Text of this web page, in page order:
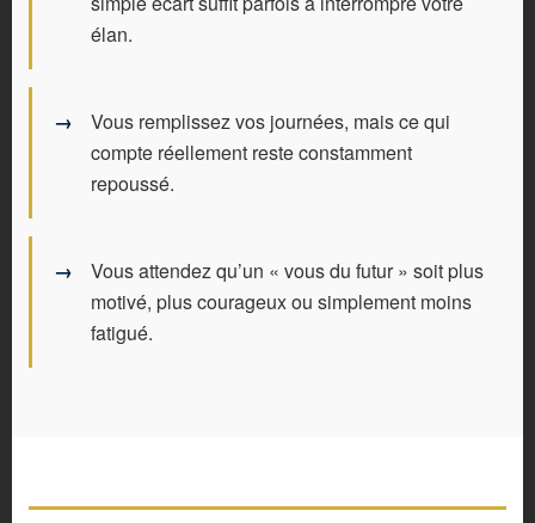
élan.
Vous remplissez vos journées, mais ce qui
compte réellement reste constamment
repoussé.
Vous attendez qu’un « vous du futur » soit plus
motivé, plus courageux ou simplement moins
fatigué.